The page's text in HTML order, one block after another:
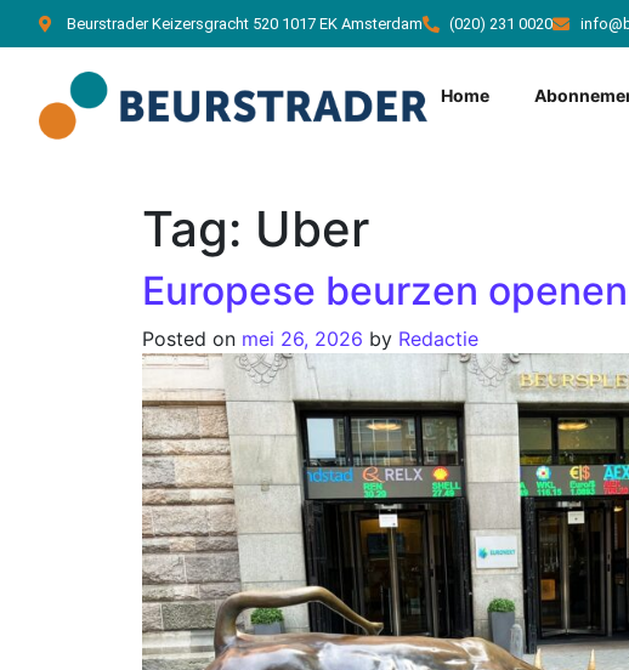
Beurstrader Keizersgracht 520 1017 EK Amsterdam (020) 231 0020
Home
Tag: Uber
Europese beurzen
Posted on mei 26, 2026 by Redactie